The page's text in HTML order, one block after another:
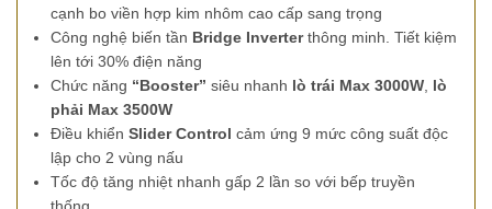
cạnh bo viền hợp kim nhôm cao cấp sang trọng
Công nghệ biến tần Bridge Inverterthông minh. Tiết kiệm
lên tới 30% điện năng
Chức năng “Booster” siêu nhanh lò trái Max 3000W, lò
phải Max 3500W
Điều khiển Slider Control cảm ứng 9 mức công suất độc
lập cho 2 vùng nấu
Tốc độ tăng nhiệt nhanh gấp 2 lần so với bếp truyền